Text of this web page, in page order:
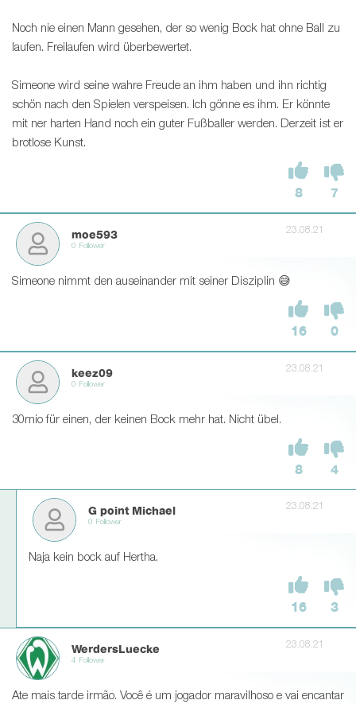
Noch nie einen Mann gesehen, der so wenig Bock hat ohne Ball zu
laufen. Freilaufen wird überbewertet.
Simeone wird seine wahre Freude an ihm haben und ihn richtig
schön nach den Spielen verspeisen. Ich gönne es ihm. Er könnte
mit ner harten Hand noch ein guter Fußballer werden. Derzeit ist er
brotlose Kunst.
8 7
moe593
0 Follower
23.08.21
Simeone nimmt den auseinander mit seiner Disziplin 😅
16 0
keez09
0 Follower
23.08.21
30mio für einen, der keinen Bock mehr hat. Nicht übel.
8 4
G point Michael
0 Follower
23.08.21
Naja kein bock auf Hertha.
16 3
WerdersLuecke
4 Follower
23.08.21
Ate mais tarde irmão. Você é um jogador maravilhoso e vai encantar